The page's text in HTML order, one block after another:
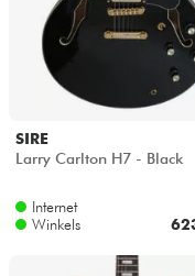
SIRE
Larry Carlton H7 - Black
Internet
Winkels